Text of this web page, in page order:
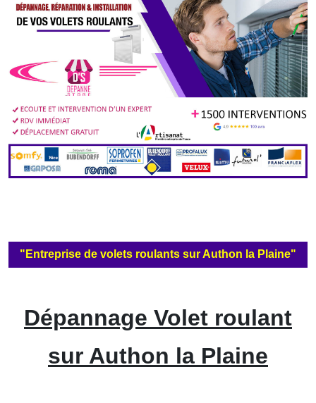
"Entreprise de volets roulants sur Authon la Plaine"
Dépannage Volet roulant
sur Authon la Plaine